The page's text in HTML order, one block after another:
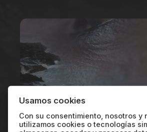
Usamos cookies
Con su consentimiento, nosotros y
utilizamos cookies o tecnologías